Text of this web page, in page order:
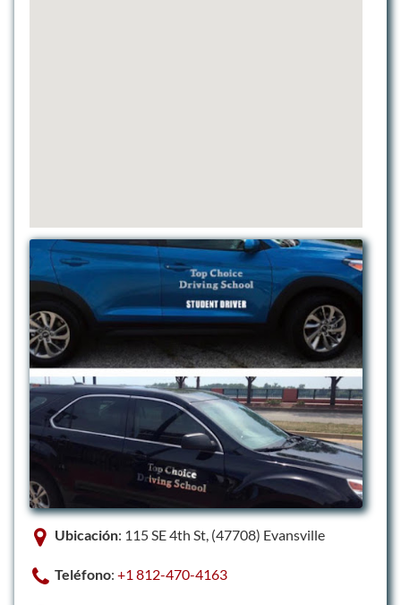
Ubicación: 115 SE 4th St, (47708) Evansville
Teléfono: +1 812-470-4163